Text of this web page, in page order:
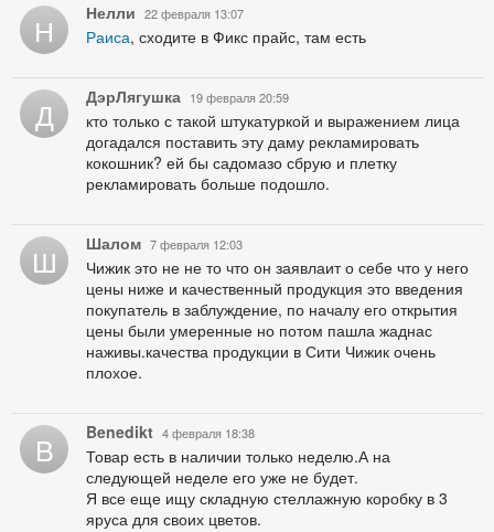
Н Нелли 22 февраля 13:07
Раиса, сходите в Фикс прайс, там есть
Д ДэрЛягушка 19 февраля 20:59
кто только с такой штукатуркой и выражением лица
догадался поставить эту даму рекламировать
кокошник? ей бы садомазо сбрую и плетку
рекламировать больше подошло.
Ш Шалом 7 февраля 12:03
Чижик это не не то что он заявлаит о себе что у него
цены ниже и качественный продукция это введения
покупатель в заблуждение, по началу его открытия
цены были умеренные но потом пашла жаднас
наживы.качества продукции в Сити Чижик очень
плохое.
B Benedikt 4 февраля 18:38
Товар есть в наличии только неделю.А на
следующей неделе его уже не будет.
Я все еще ищу складную стеллажную коробку в 3
яруса для своих цветов.